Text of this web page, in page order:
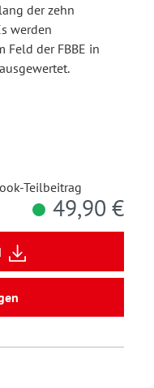
der zehn
werden
Feld der FBBE in
Teilbeitrag
49,90 €